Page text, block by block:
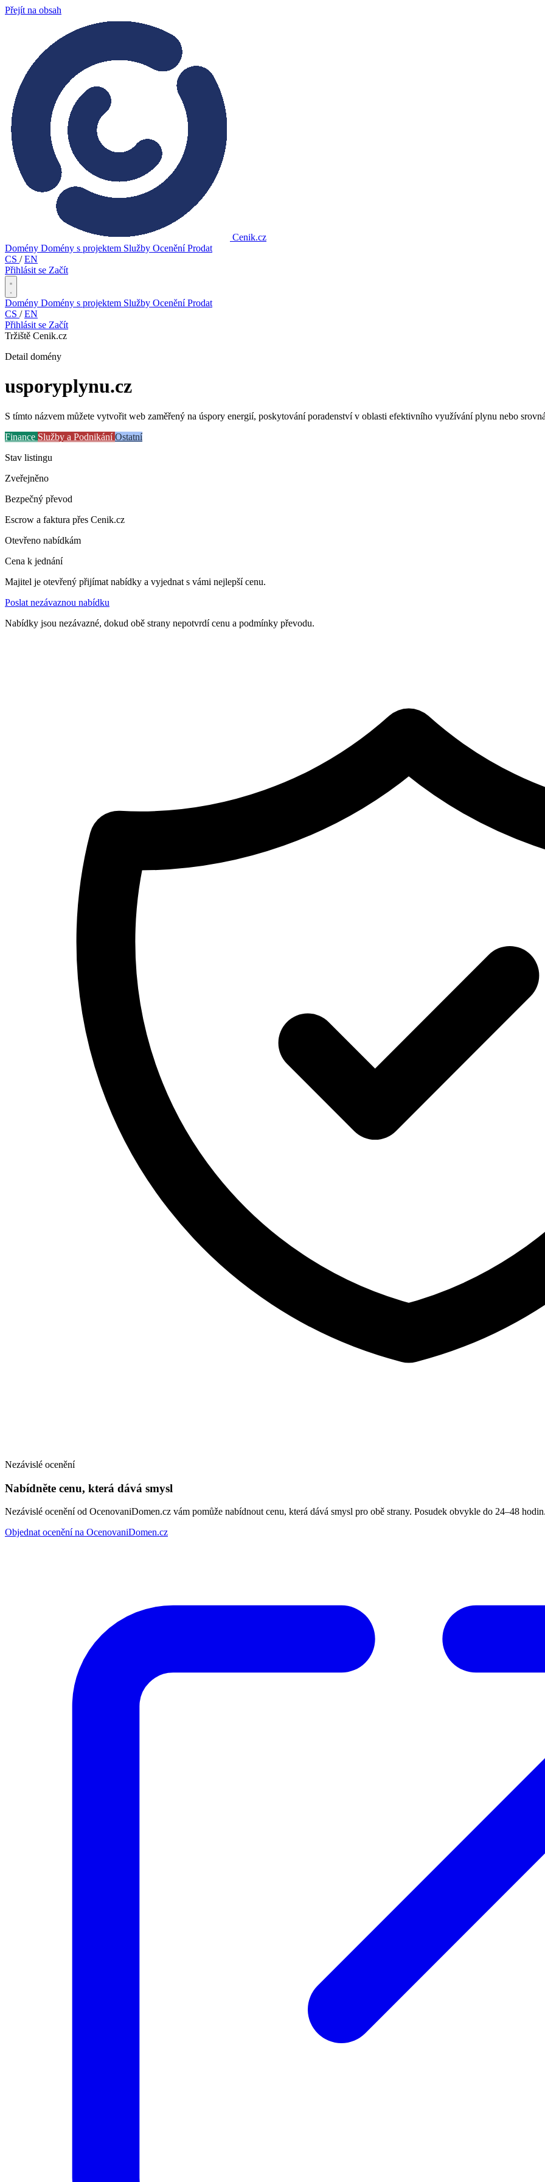
Přejít na obsah
Cenik.cz
Domény Domény s projektem Služby OceněníProdat
CS / EN
Přihlásit se Začít
Domény Domény s projektem Služby OceněníProdat
CS / EN
Přihlásit se Začít
Tržiště Cenik.cz
Detail domény
usporyplynu.cz
S tímto názvem můžete vytvořit web zaměřený na úspory energií, poskytování poradenství v oblasti efektivního využívání plynu nebo
Finance Služby a PodnikáníOstatní
Stav listingu
Zveřejněno
Bezpečný převod
Escrow a faktura přes Cenik.cz
Otevřeno nabídkám
Cena k jednání
Majitel je otevřený přijímat nabídky a vyjednat s vámi nejlepší cenu.
Poslat nezávaznou nabídku
Nabídky jsou nezávazné, dokud obě strany nepotvrdí cenu a podmínky převodu.
Nezávislé ocenění
Nabídněte cenu, která dává smysl
Nezávislé ocenění od OcenovaniDomen.cz vám pomůže nabídnout cenu, která dává smysl pro obě strany. Posudek obvykle do 24–48
Objednat ocenění na OcenovaniDomen.cz